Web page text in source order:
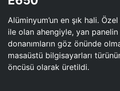
Alüminyum’un en şık hali.
ile olan ahengiyle, yan panelin
donanımların göz önünde
masaüstü bilgisayarları
öncüsü olarak üretildi.